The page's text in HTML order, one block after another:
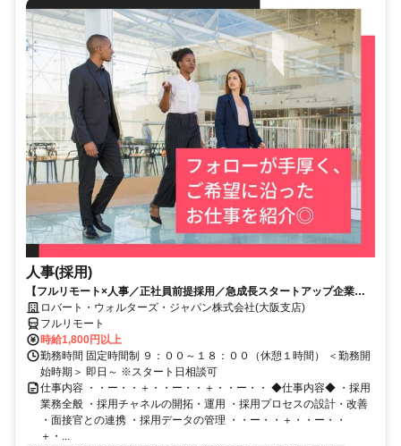
人事(採用)
【フルリモート×人事／正社員前提採用／急成長スタートアップ企業／
英語】Robert Walters
ロバート・ウォルターズ・ジャパン株式会社(大阪支店)
フルリモート
時給1,800円以上
勤務時間 固定時間制 ９：００～１８：００（休憩１時間） ＜勤務開
始時期＞ 即日～ ※スタート日相談可
仕事内容 ・・ー・・＋・・ー・・＋・・ー・・ ◆仕事内容◆ ・採用
業務全般 ・採用チャネルの開拓・運用 ・採用プロセスの設計・改善
・面接官との連携 ・採用データの管理 ・・ー・・＋・・ー・・
＋・...